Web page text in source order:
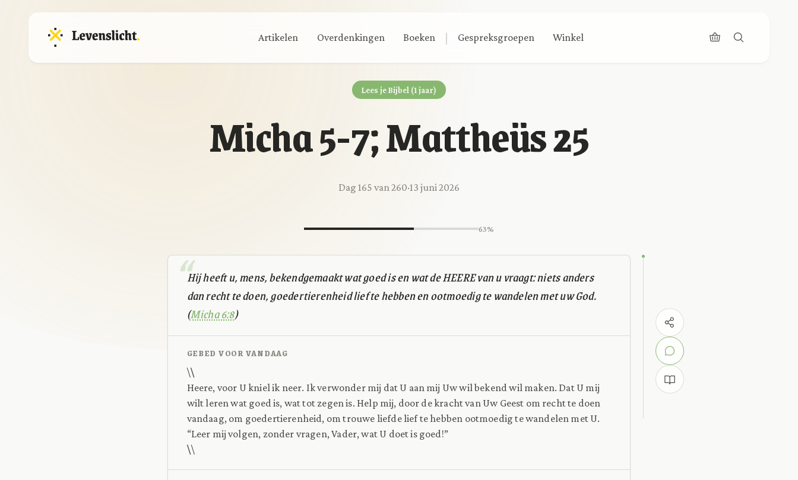
Artikelen Overdenkingen Boeken | Gespreksgroepen Winkel
Lees je Bijbel (1 jaar)
Micha 5-7; Mattheüs 25
Dag 165 van 260·13 juni 2026
63%
Hij heeft u, mens, bekendgemaakt wat goed is en wat de HEERE van u vraagt: niets anders
dan recht te doen, goedertierenheid lief te hebben en ootmoedig te wandelen met uw God.
(Micha 6:8)
GEBED VOOR VANDAAG
\\
Heere, voor U kniel ik neer. Ik verwonder mij dat U aan mij Uw wil bekend wil maken. Dat U mij
wilt leren wat goed is, wat tot zegen is. Help mij, door de kracht van Uw Geest om recht te doen
vandaag, om goedertierenheid, om trouwe liefde lief te hebben ootmoedig te wandelen met U.
“Leer mij volgen, zonder vragen, Vader, wat U doet is goed!”
\\